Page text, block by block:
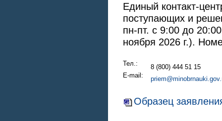
Единый контакт-
поступающих и
пн-пт. с 9:00 до
ноября 2026 г.).
Тел.:
8 (800) 444 51 15
E-mail:
Образец